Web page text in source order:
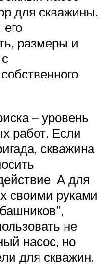
для скважины.
размеры и
– уровень
работ. Если
скважина
А для
своими руками
не
насос, но
для скважин.